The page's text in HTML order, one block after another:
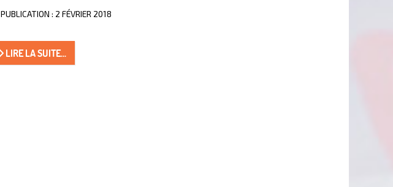
PUBLICATION : 2 FÉVRIER 2018
LIRE LA SUITE...